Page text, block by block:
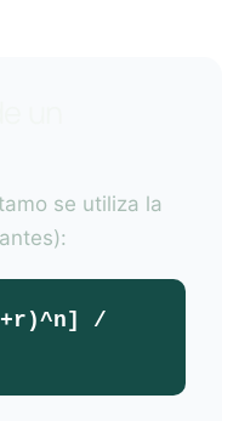
se utiliza la
/